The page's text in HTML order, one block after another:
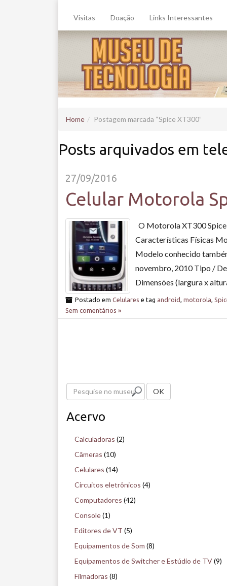
Visitas Doação Links Interessantes
Home Postagem marcada Spice XT300
Posts arquivados em
27/09/2016
Celular Motorola
O Motorola XT300
Características Físicas
Modelo conhecido
novembro, 2010 Tipo /
Dimensões (largura x
Postado em Celulares e tag android motorola
Sem comentários »
s
OK
Acervo
Calculadoras (2)
Câmeras (10)
Celulares (14)
Circuitos eletrônicos (4)
Computadores (42)
Console(1)
Editores de VT (5)
Equipamentos de Som (8)
Equipamentos de Switcher e Estúdio de TV(9)
Filmadoras (8)